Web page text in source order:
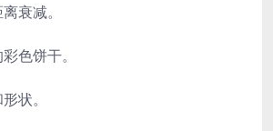
衰减。
色饼干。
状。